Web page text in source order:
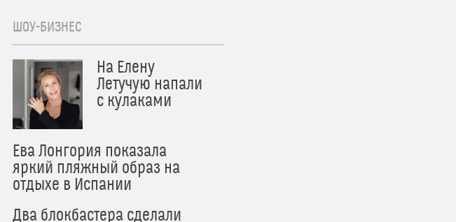
ШОУ-БИЗНЕС
На Елену
Летучую напали
с кулаками
Ева Лонгория показала
яркий пляжный образ на
отдыхе в Испании
Два блокбастера сделали